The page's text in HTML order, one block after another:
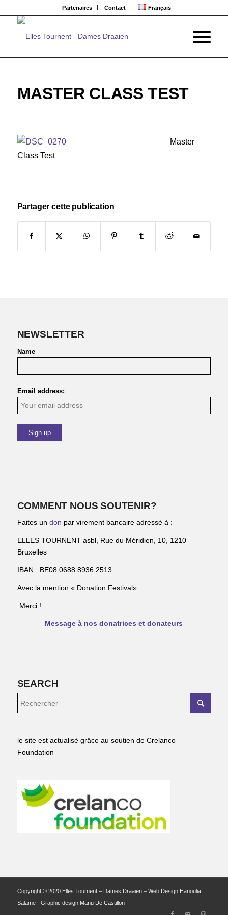
Partenaires Contact Français
MASTER CLASS TEST
Master
Class Test
Partager cette publication
NEWSLETTER
Name
Email address:
COMMENT NOUS SOUTENIR?
Faites un don par virement bancaire adressé à :
ELLES TOURNENT asbl, Rue du Méridien, 10, 1210
Bruxelles
IBAN : BE08 0688 8936 2513
Avec la mention « Donation Festival»
Merci !
Message à nos donatrices et donateurs
SEARCH
le site est actualisé grâce au soutien de Crelanco
Foundation
Copyright © 2020 Elles Tournent – Dames Draaien – Web Design Hanoulia
Salame - Graphic design Manu De Castillon